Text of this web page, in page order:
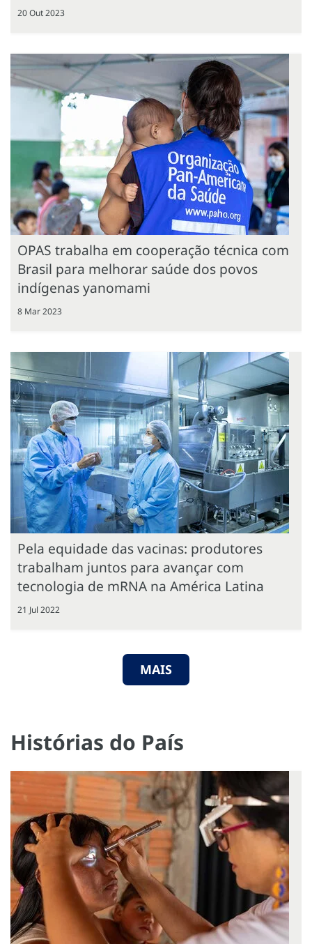
20 Out 2023
OPAS trabalha em cooperação técnica com
Brasil para melhorar saúde dos povos
indígenas yanomami
8 Mar 2023
Pela equidade das vacinas: produtores
trabalham juntos para avançar com
tecnologia de mRNA na América Latina
21 Jul 2022
MAIS
Histórias do País